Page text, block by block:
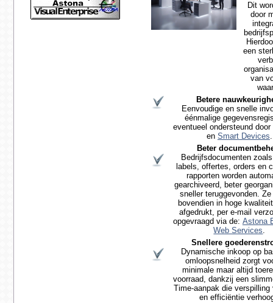
Dit
door
een
van
Betere
Eenvoudige en snelle
éénmalige
eventueel ondersteund
en Smart Devices.
Beter
Bedrijfsdocumenten
labels, offertes, orders en
rapporten worden
gearchiveerd, beter
sneller teruggevonden.
bovendien in hoge
afgedrukt, per e-mail
opgevraagd via de: Astona
Web Services.
Snellere
Dynamische inkoop op
omloopsnelheid zorgt
minimale maar altijd
voorraad, dankzij een
Time-aanpak die verspilling
en efficiëntie